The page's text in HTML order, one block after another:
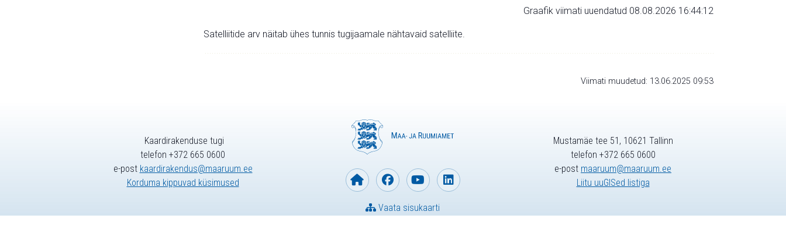
Graafik viimati uuendatud 08.08.2026 16:44:12
Satelliitide arv näitab ühes tunnis tugijaamale nähtavaid satelliite.
Viimati muudetud: 13.06.2025 09:53
Kaardirakenduse tugi
telefon +372 665 0600
e-post kaardirakendus@maaruum.ee
Korduma kippuvad küsimused
Vaata sisukaarti
Mustamäe tee 51, 10621 Tallinn
telefon +372 665 0600
e-post maaruum@maaruum.ee
Liitu uuGISed listiga